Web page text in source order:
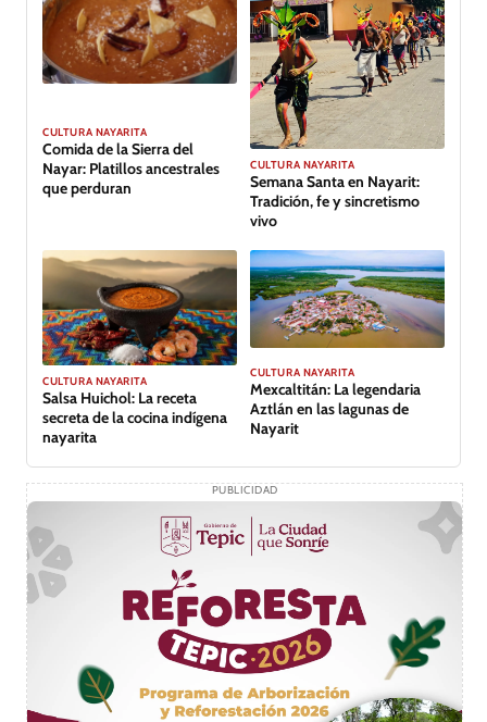
CULTURA NAYARITA
Comida de la Sierra del
Nayar: Platillos ancestrales
que perduran
CULTURA NAYARITA
Semana Santa en Nayarit:
Tradición, fe y sincretismo
vivo
CULTURA NAYARITA
Salsa Huichol: La receta
secreta de la cocina indígena
nayarita
CULTURA NAYARITA
Mexcaltitán: La legendaria
Aztlán en las lagunas de
Nayarit
PUBLICIDAD